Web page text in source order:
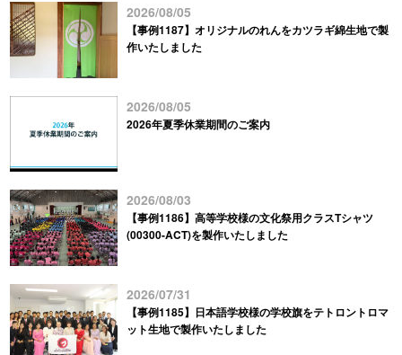
2026/08/05
【事例1187】オリジナルのれんをカツラギ綿生地で製
作いたしました
2026/08/05
2026年夏季休業期間のご案内
2026/08/03
【事例1186】高等学校様の文化祭用クラスTシャツ
(00300-ACT)を製作いたしました
2026/07/31
【事例1185】日本語学校様の学校旗をテトロントロマ
ット生地で製作いたしました